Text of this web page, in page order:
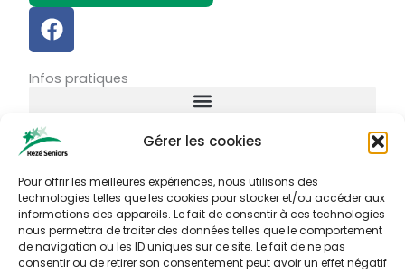
Gérer les cookies
Pour offrir les meilleures expériences, nous utilisons des
technologies telles que les cookies pour stocker et/ou accéder aux
informations des appareils. Le fait de consentir à ces technologies
nous permettra de traiter des données telles que le comportement
de navigation ou les ID uniques sur ce site. Le fait de ne pas
consentir ou de retirer son consentement peut avoir un effet négatif
F
a
c
e
o
o
k
Infos pratiques
Connexion
Mot de passe